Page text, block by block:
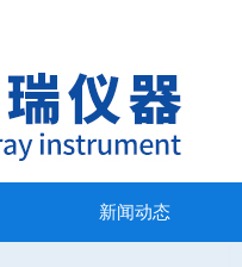
新闻动态